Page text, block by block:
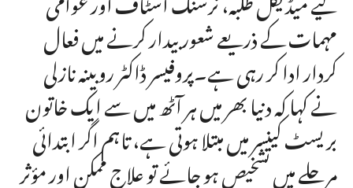
مہمات کے ذریعے شعور بیدار کرنے میں فعال
کردار ادا کر رہی ہے۔پروفیسر ڈاکٹر روبینہ نازلی
نے کہا کہ دنیا بھر میں ہر آٹھ میں سے ایک خاتون
بریسٹ کینسر میں مبتلا ہوتی ہے، تاہم اگر ابتدائی
مرحلے میں تشخیص ہو جائے تو علاج ممکن اور مؤثر